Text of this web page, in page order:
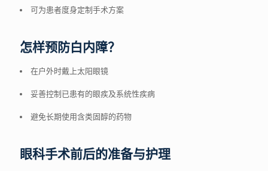
可为患者度身定制手术方案
怎样预防白内障？
在户外时戴上太阳眼镜
妥善控制已患有的眼疾及系统性疾病
避免长期使用含类固醇的药物
眼科手术前后的准备与护理